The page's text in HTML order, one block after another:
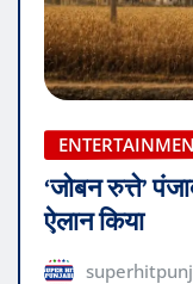
‘जोबन रुत्ते’
ऐलान किया